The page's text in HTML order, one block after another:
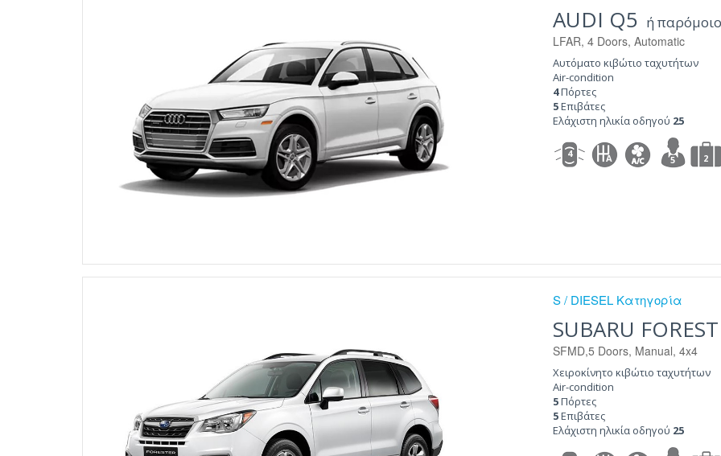
AUDI Q5 ή παρόμοιο
LFAR, 4 Doors, Automatic
Αυτόματο κιβώτιο ταχυτήτων
Air-condition
4Πόρτες
5Επιβάτες
Ελάχιστη ηλικία οδηγού 25
4 A 5 2
S / DIESEL Κατηγορία
SUBARU
SFMD,5 Doors, Manual, 4x4
Χειροκίνητο κιβώτιο ταχυτήτων
Air-condition
5Πόρτες
5Επιβάτες
Ελάχιστη ηλικία οδηγού 25